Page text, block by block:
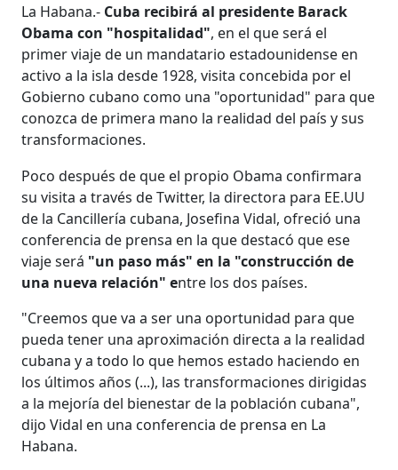
La Habana.- Cuba recibirá al presidente Barack
Obama con "hospitalidad", en el que será el
primer viaje de un mandatario estadounidense en
activo a la isla desde 1928, visita concebida por el
Gobierno cubano como una "oportunidad" para que
conozca de primera mano la realidad del país y sus
transformaciones.
Poco después de que el propio Obama confirmara
su visita a través de Twitter, la directora para EE.UU
de la Cancillería cubana, Josefina Vidal, ofreció una
conferencia de prensa en la que destacó que ese
viaje será "un paso más" en la "construcción de
una nueva relación" entre los dos países.
"Creemos que va a ser una oportunidad para que
pueda tener una aproximación directa a la realidad
cubana y a todo lo que hemos estado haciendo en
los últimos años (...), las transformaciones dirigidas
a la mejoría del bienestar de la población cubana",
dijo Vidal en una conferencia de prensa en La
Habana.